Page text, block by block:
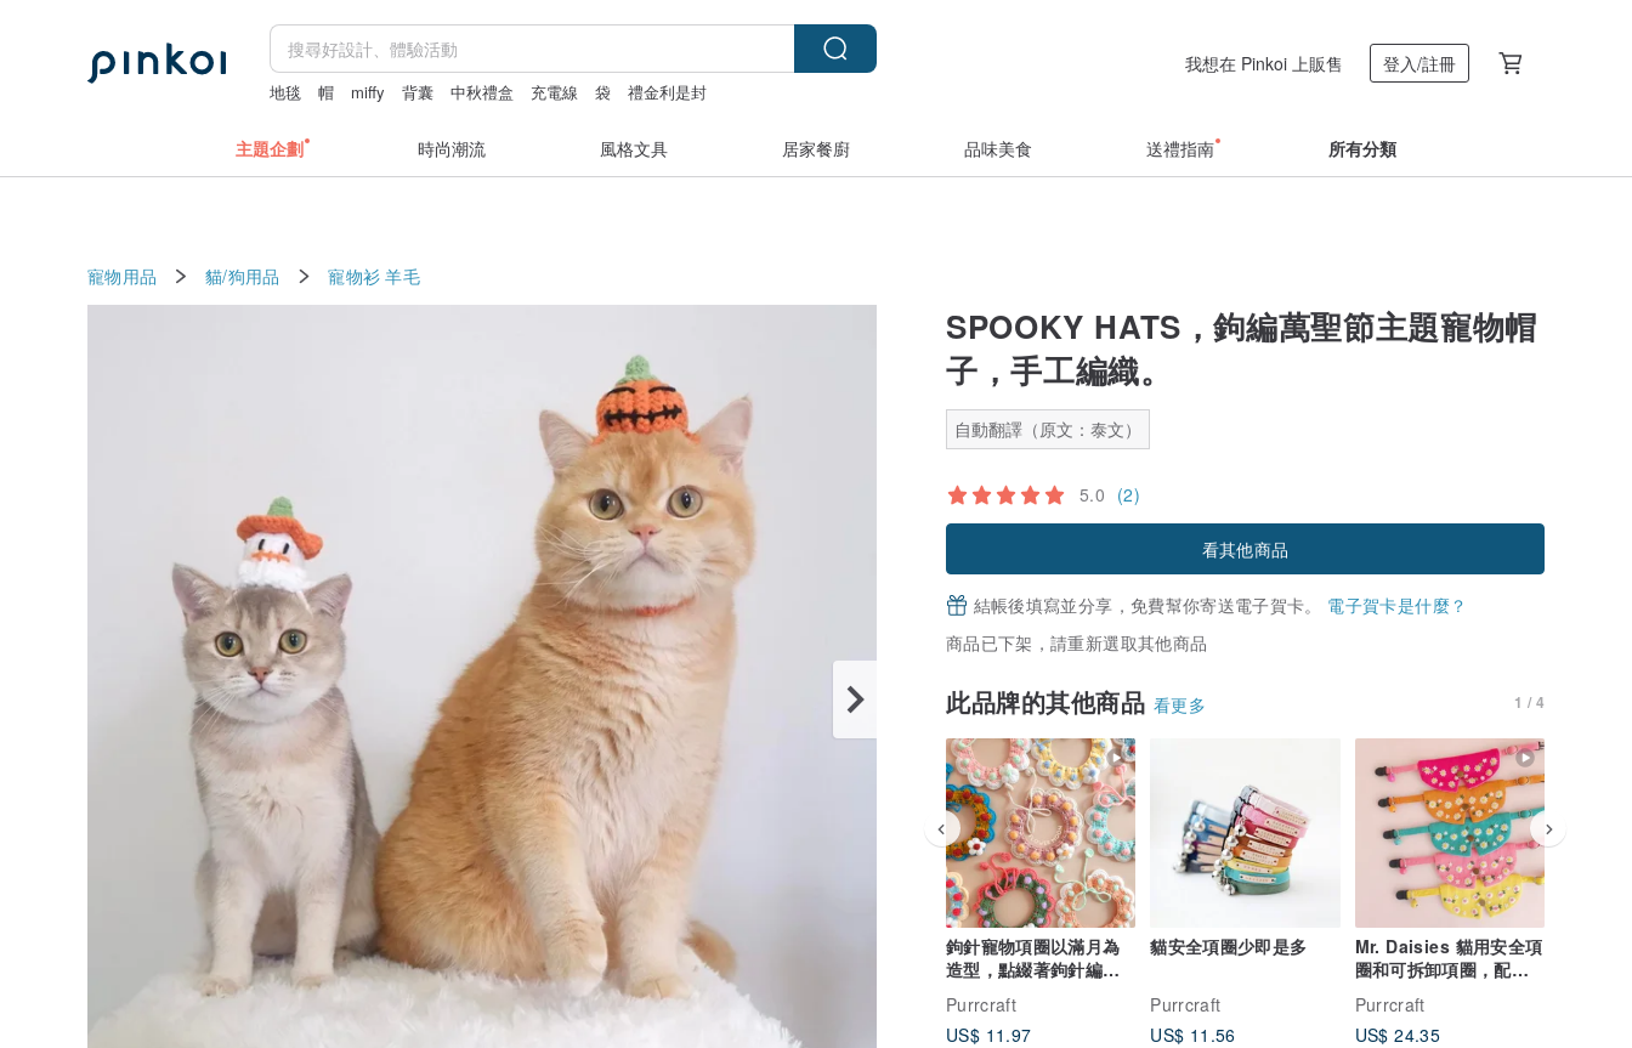
地毯 帽 miffy 背囊 中秋禮盒 充電線 袋 禮金利是封
我想在 Pinkoi 上販售 登入/註冊
主題企劃 時尚潮流 風格文具 居家餐廚 品味美食 送禮指南 所有分類
寵物用品 貓/狗用品 寵物衫 羊毛
SPOOKY HATS，鉤編萬聖節主題寵物帽
子，手工編織。
自動翻譯（原文：泰文）
5.0 (2)
看其他商品
結帳後填寫並分享，免費幫你寄送電子賀卡。 電子賀卡是什麼？
商品已下架，請重新選取其他商品
此品牌的其他商品 看更多 1 / 4
鉤針寵物項圈以滿月為
造型，點綴著鉤針編織
Purrcraft
US$ 11.97
貓安全項圈少即是多
Purrcraft
US$ 11.56
Mr. Daisies 貓用安全項
圈和可拆卸項圈，配有
可供選擇。
Purrcraft
US$ 24.35